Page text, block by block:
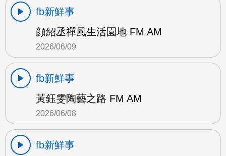
fb新鮮事
顔紹丞禪風生活園地 FM AM
2026/06/09
fb新鮮事
黃鈺雯陶藝之路 FM AM
2026/06/08
fb新鮮事